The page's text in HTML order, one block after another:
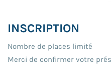
INSCRIPTION
Nombre de places limité
Merci de confirmer votre